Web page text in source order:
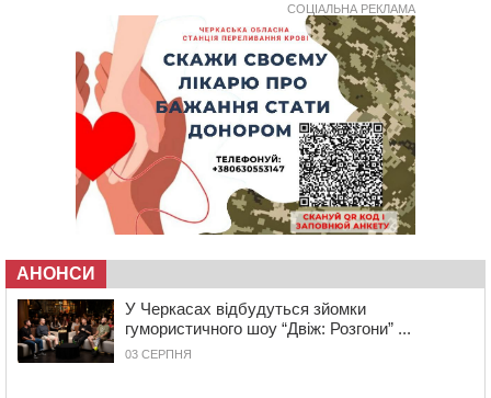
У Черкасах провели в останню путь двох
загиблих воїнів
До 1 вересня у Черкасах оновлюють дорожню
розмітку біля навчальних закладів (ФОТОФАКТ)
На честь загиблого захисника і чемпіона світу в
Черкасах відкрили спортивно-реабілітаційний центр
На Звенигородщині, попри заборону міськради,
проведуть “Ше.Fest”
роботі електромереж та комунальних служб
14:02 На Черкащині намолотили перший мільйон тонн
зерна нового врожаю
13:40 На Кам’янщині сталася масштабна пожежа
сміттєзвалища
СОЦІАЛЬНА РЕКЛАМА
АНОНСИ
У Черкасах відбудуться зйомки
гумористичного шоу “Двіж: Розгони” ...
03 СЕРПНЯ